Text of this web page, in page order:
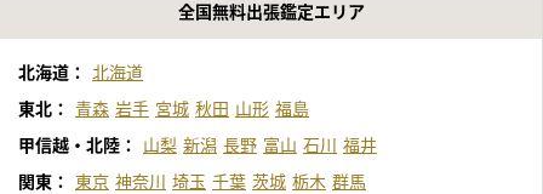
中京テレビ「それって！？実際どうなの課」
2021年11月13日公開
日本テレビ「1億3000万人のshowチャンネル」
2021年10月20日公開
中京テレビ「それって！？実際どうなの課」
全国無料出張鑑定エリア
北海道： 北海道
東北： 青森 岩手 宮城 秋田 山形 福島
甲信越・北陸：
山梨 新潟 長野 富山 石川 福井
関東：
東京 神奈川 埼玉 千葉 茨城 栃木 群馬